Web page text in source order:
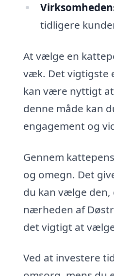
tidligere
At vælge en
væk. Det vigtigste
kan være nyttigt
denne måde kan
engagement og
Gennem
og omegn. Det
du kan vælge den,
nærheden af
det vigtigt at
Ved at investere